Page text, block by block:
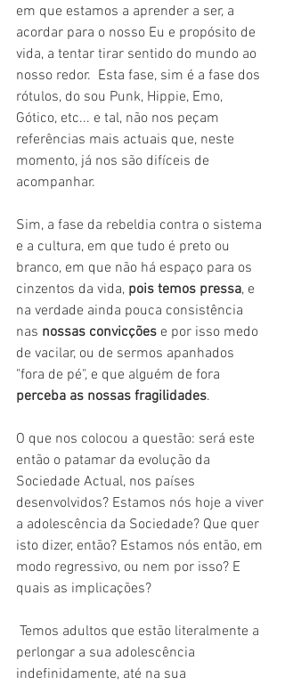
em que estamos a aprender a ser, a
acordar para o nosso Eu e propósito de
vida, a tentar tirar sentido do mundo ao
nosso redor.  Esta fase, sim é a fase dos
rótulos, do sou Punk, Hippie, Emo,
Gótico, etc... e tal, não nos peçam
referências mais actuais que, neste
momento, já nos são difíceis de
acompanhar.
Sim, a fase da rebeldia contra o sistema
e a cultura, em que tudo é preto ou
branco, em que não há espaço para os
cinzentos da vida, pois temos pressa, e
na verdade ainda pouca consistência
nas nossas convicções e por isso medo
de vacilar, ou de sermos apanhados
"fora de pé", e que alguém de fora
perceba as nossas fragilidades.
O que nos colocou a questão: será este
então o patamar da evolução da
Sociedade Actual, nos países
desenvolvidos? Estamos nós hoje a viver
a adolescência da Sociedade? Que quer
isto dizer, então? Estamos nós então, em
modo regressivo, ou nem por isso? E
quais as implicações?
perlongar a sua adolescência
indefinidamente, até na sua